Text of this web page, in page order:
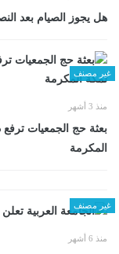
هل يجوز الصيام بعد
غير مصنف
منذ 3 أشهر
بعثة حج الجمعيات
المكرمة
غير مصنف
منذ 6 أشهر